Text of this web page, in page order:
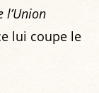
l’Union
lui coupe le